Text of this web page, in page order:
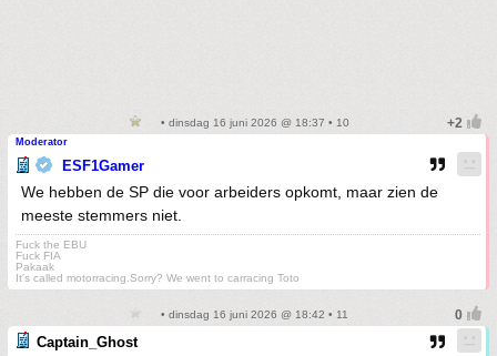
• dinsdag 16 juni 2026 @ 18:37 • 10
Moderator
ESF1Gamer
We hebben de SP die voor arbeiders opkomt, maar zien de
meeste stemmers niet.
Fuck the EBU
Fuck FIA
Pakaak
It's called motorracing.Sorry? We went to carracing Toto
• dinsdag 16 juni 2026 @ 18:42 • 11
Captain_Ghost